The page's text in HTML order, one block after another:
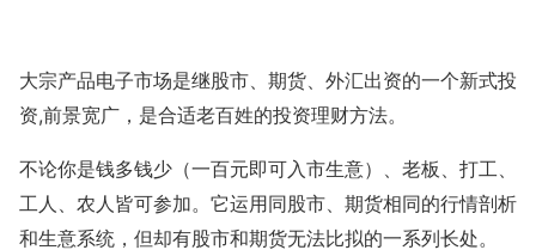
大宗产品电子市场是继股市、期货、外汇出资的一个新式投
资,前景宽广，是合适老百姓的投资理财方法。
不论你是钱多钱少（一百元即可入市生意）、老板、打工、
工人、农人皆可参加。它运用同股市、期货相同的行情剖析
和生意系统，但却有股市和期货无法比拟的一系列长处。